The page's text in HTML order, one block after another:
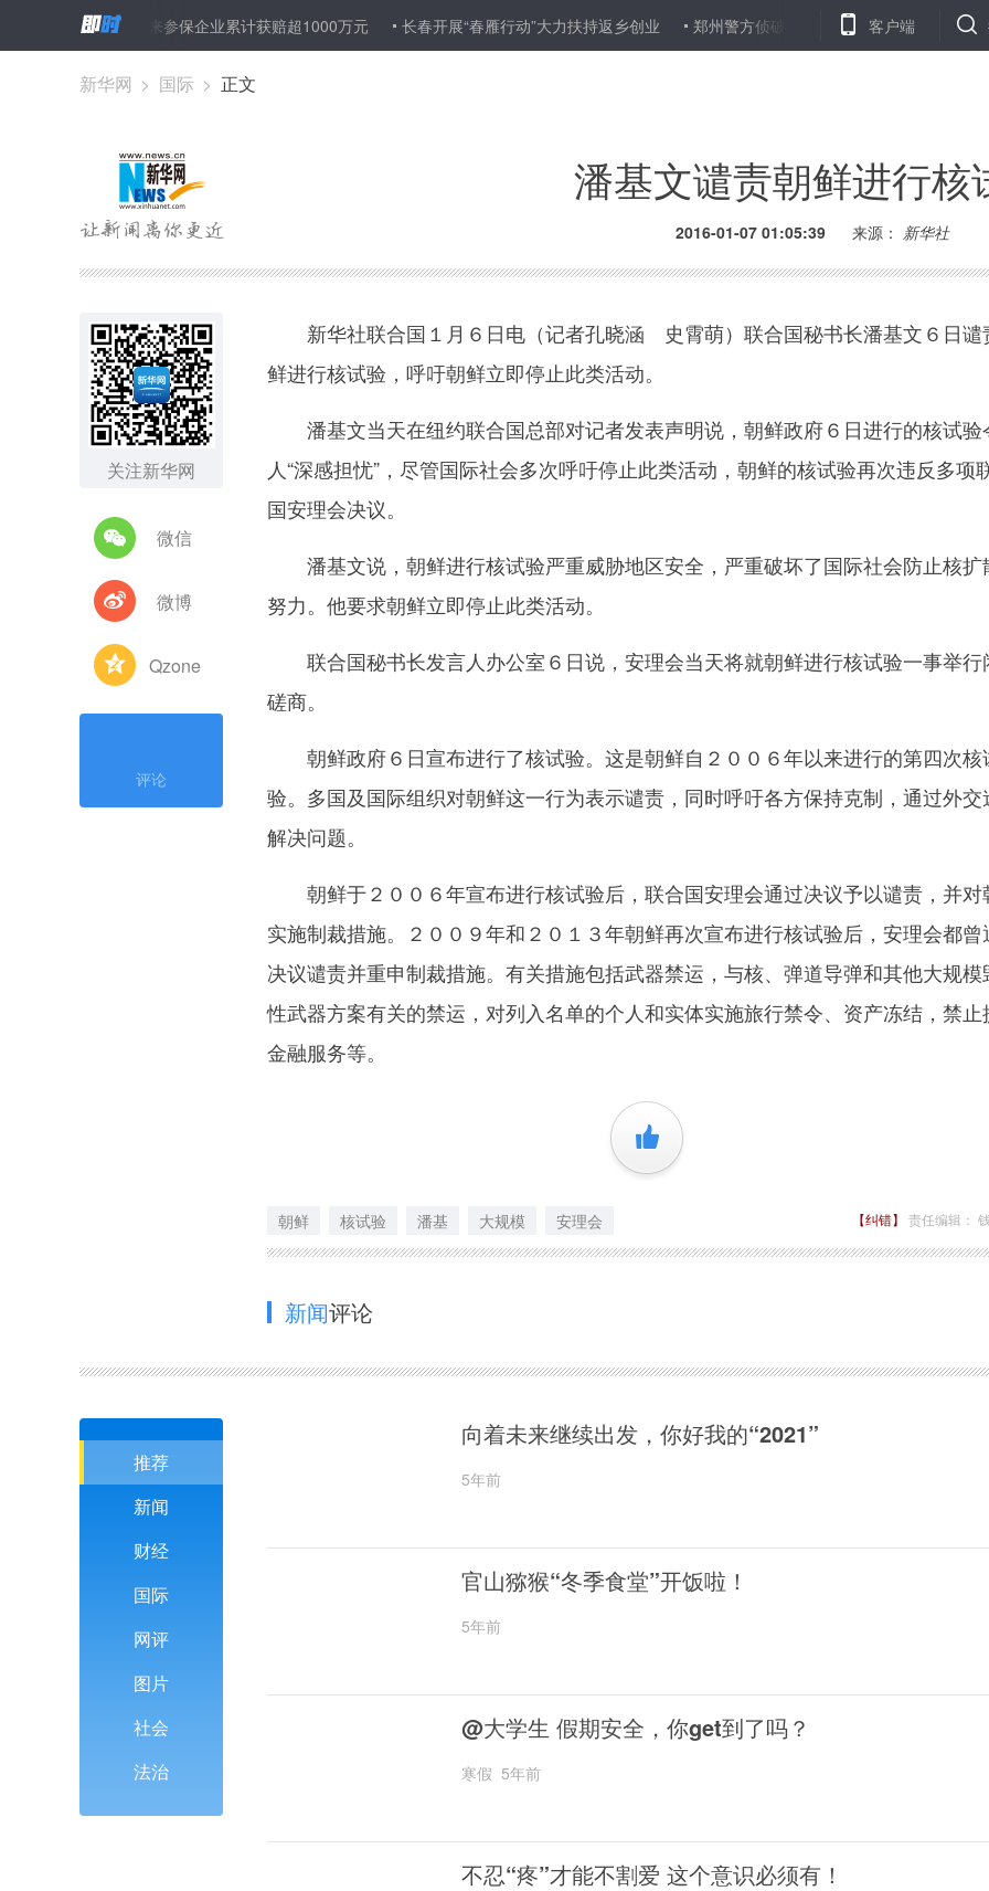
“安责险”以来参保企业累计获赔超1000万元 长春开展“春雁行动”大力扶持返乡创业 郑州警方侦破一生产销售伪劣红酒案 查获假酒
客户端
新华网 > 国际 > 正文
潘基文谴责朝鲜进行核
2016-01-07 01:05:39 来源： 新华社
关注新华网
微信
微博
Qzone
评论
新华社联合国１月６日电（记者孔晓涵 史霄萌）联合国秘书长潘基文６日谴
鲜进行核试验，呼吁朝鲜立即停止此类活动。
潘基文当天在纽约联合国总部对记者发表声明说，朝鲜政府６日进行的核试验
人“深感担忧”，尽管国际社会多次呼吁停止此类活动，朝鲜的核试验再次违反多项
国安理会决议。
潘基文说，朝鲜进行核试验严重威胁地区安全，严重破坏了国际社会防止核扩
努力。他要求朝鲜立即停止此类活动。
联合国秘书长发言人办公室６日说，安理会当天将就朝鲜进行核试验一事举行
磋商。
朝鲜政府６日宣布进行了核试验。这是朝鲜自２００６年以来进行的第四次核
验。多国及国际组织对朝鲜这一行为表示谴责，同时呼吁各方保持克制，通过外交
解决问题。
朝鲜于２００６年宣布进行核试验后，联合国安理会通过决议予以谴责，并对
实施制裁措施。２００９年和２０１３年朝鲜再次宣布进行核试验后，安理会都曾
决议谴责并重申制裁措施。有关措施包括武器禁运，与核、弹道导弹和其他大规模
性武器方案有关的禁运，对列入名单的个人和实体实施旅行禁令、资产冻结，禁止
金融服务等。
+1
朝鲜 核试验 潘基 大规模 安理会 【纠错】 责任编辑：
新闻评论
推荐
新闻
财经
国际
网评
图片
社会
法治
向着未来继续出发，你好我的“2021”
5年前
官山猕猴“冬季食堂”开饭啦！
5年前
@大学生 假期安全，你get到了吗？
寒假 5年前
不忍“疼”才能不割爱 这个意识必须有！